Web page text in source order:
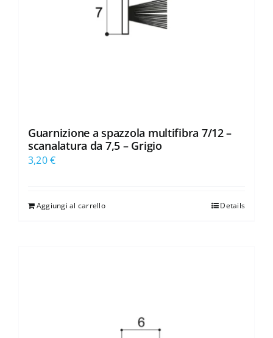
Guarnizione a spazzola multifibra 7/12 –
scanalatura da 7,5 – Grigio
3,20€
Aggiungi al carrello Details